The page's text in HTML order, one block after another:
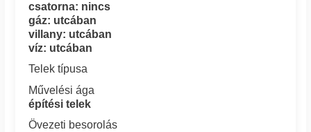
csatorna: nincs
gáz: utcában
villany: utcában
víz: utcában
Telek típusa
Művelési ága
építési telek
Övezeti besorolás